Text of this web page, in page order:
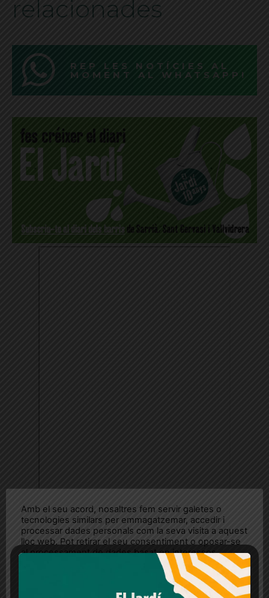
relacionades
REP LES NOTÍCIES AL
MOMENT AL WHATSAPP!
Amb el seu acord, nosaltres fem servir galetes o
tecnologies similars per emmagatzemar, accedir i
processar dades personals com la seva visita a aquest
lloc web. Pot retirar el seu consentiment o oposar-se
al processament de dades basat en interessos
legítims en qualsevol moment fent clic a "Ajustos de
cookies" o a la nostra Política de privacitat en aquest
lloc web. Si cliques "acceptar" dones el teu